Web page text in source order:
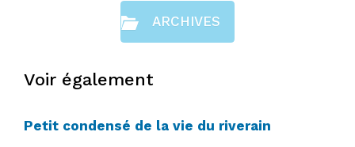
ARCHIVES
Voir également
Petit condensé de la vie du riverain